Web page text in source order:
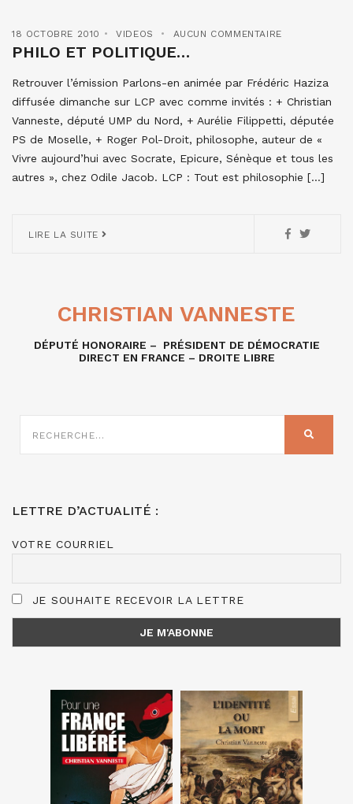
18 OCTOBRE 2010 VIDEOS AUCUN COMMENTAIRE
PHILO ET POLITIQUE…
Retrouver l’émission Parlons-en animée par Frédéric Haziza
diffusée dimanche sur LCP avec comme invités : + Christian
Vanneste, député UMP du Nord, + Aurélie Filippetti, députée
PS de Moselle, + Roger Pol-Droit, philosophe, auteur de «
Vivre aujourd’hui avec Socrate, Epicure, Sénèque et tous les
autres », chez Odile Jacob. LCP : Tout est philosophie […]
LIRE LA SUITE
CHRISTIAN VANNESTE
DÉPUTÉ HONORAIRE – PRÉSIDENT DE DÉMOCRATIE
DIRECT EN FRANCE – DROITE LIBRE
SUR
LETTRE D’ACTUALITÉ :
VOTRE COURRIEL
JE SOUHAITE RECEVOIR LA LETTRE